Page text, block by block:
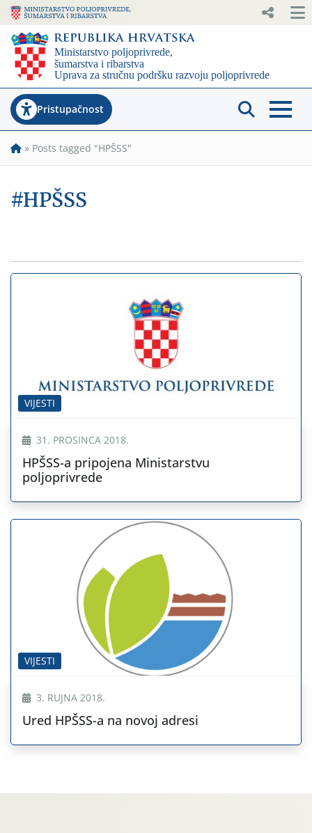
Pristupačnost
» Posts tagged "HPŠSS"
#HPŠSS
VIJESTI
31. PROSINCA 2018.
HPŠSS-a pripojena Ministarstvu
poljoprivrede
VIJESTI
3. RUJNA 2018.
Ured HPŠSS-a na novoj adresi